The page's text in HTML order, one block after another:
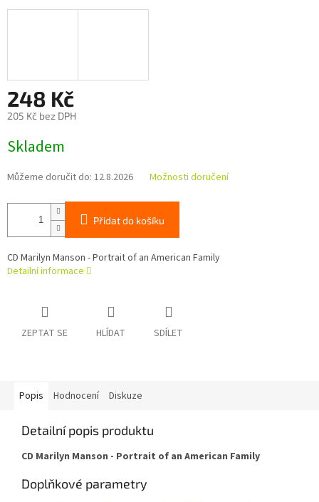
248 Kč
205 Kč bez DPH
cena:
Skladem
Můžeme doručit do: 12.8.2026 Možnosti doručení
Přidat do košíku
CD Marilyn Manson - Portrait of an American Family
Detailní informace
ZEPTAT SE HLÍDAT SDÍLET
Popis Hodnocení Diskuze
Detailní popis produktu
CD Marilyn Manson - Portrait of an American Family
Doplňkové parametry